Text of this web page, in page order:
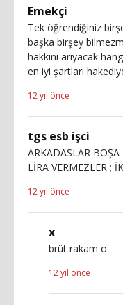
Emekçi
Tek öğrendiğiniz
başka birşey
hakkını arıyacak
en iyi şartları
12 yıl önce
tgs esb işci
ARKADASLAR
LİRA VERMEZLER ;
12 yıl önce
x
brüt rakam o
12 yıl önce